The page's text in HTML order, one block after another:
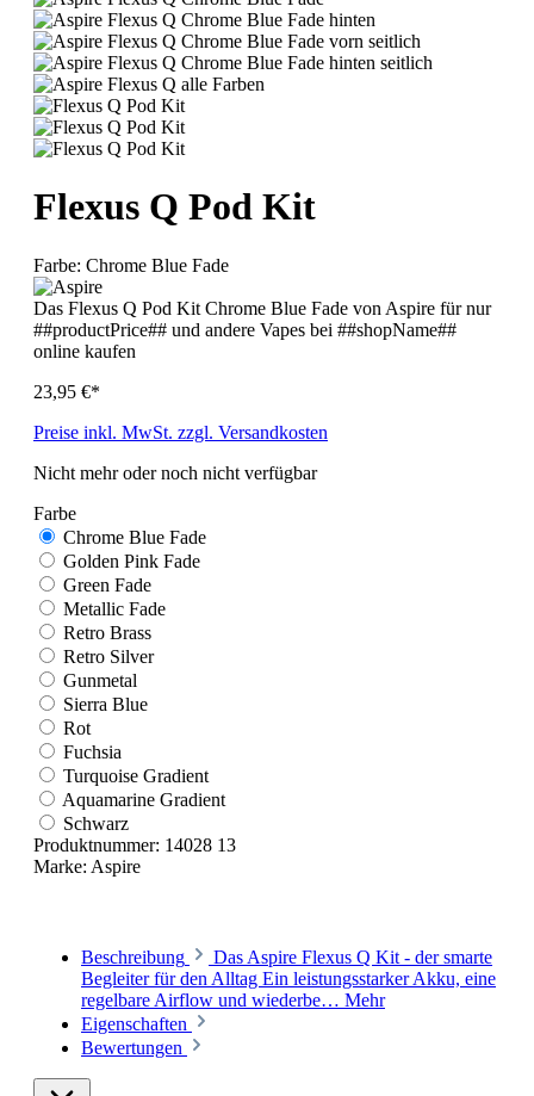
Flexus Q Pod Kit
Farbe: Chrome Blue Fade
Das Flexus Q Pod Kit Chrome Blue Fade von Aspire für nur
##productPrice## und andere Vapes bei ##shopName##
online kaufen
23,95 €*
Preise inkl. MwSt. zzgl. Versandkosten
Nicht mehr oder noch nicht verfügbar
Farbe
Chrome Blue Fade
Golden Pink Fade
Green Fade
Metallic Fade
Retro Brass
Retro Silver
Gunmetal
Sierra Blue
Rot
Fuchsia
Turquoise Gradient
Aquamarine Gradient
Schwarz
Produktnummer: 14028 13
Marke: Aspire
Beschreibung
Das Aspire Flexus Q Kit - der smarte
Begleiter für den Alltag Ein leistungsstarker Akku, eine
regelbare Airflow und wiederbe… Mehr
Eigenschaften
Bewertungen